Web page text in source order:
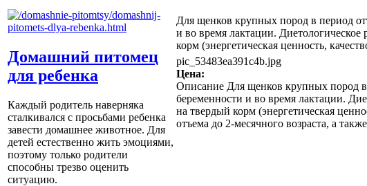
Домашний питомец
для ребенка
Каждый родитель наверняка
сталкивался с просьбами ребенка
завести домашнее животное. Для
детей естественно жить эмоциями,
поэтому только родители
способны трезво оценить
ситуацию.
Для щенков крупных пород в период
и во время лактации.
корм (энергетическая ценность,
pic_53483ea391c4b.jpg
Цена:
Описание Для щенков крупных пород в
беременности и во время лактации.
на твердый корм (энергетическая
отъема до 2-месячного возраста, а